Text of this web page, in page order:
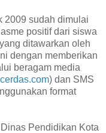
2009 sudah dimulai
positif dari siswa
ditawarkan oleh
dengan memberikan
beragam media
) dan SMS
format
Pendidikan Kota